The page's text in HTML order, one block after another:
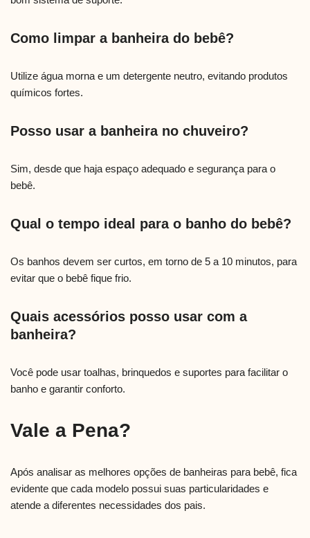
Como limpar a banheira do bebê?
Utilize água morna e um detergente neutro, evitando produtos
químicos fortes.
Posso usar a banheira no chuveiro?
Sim, desde que haja espaço adequado e segurança para o
bebê.
Qual o tempo ideal para o banho do bebê?
Os banhos devem ser curtos, em torno de 5 a 10 minutos, para
evitar que o bebê fique frio.
Quais acessórios posso usar com a
banheira?
Você pode usar toalhas, brinquedos e suportes para facilitar o
banho e garantir conforto.
Vale a Pena?
Após analisar as melhores opções de banheiras para bebê, fica
evidente que cada modelo possui suas particularidades e
atende a diferentes necessidades dos pais.